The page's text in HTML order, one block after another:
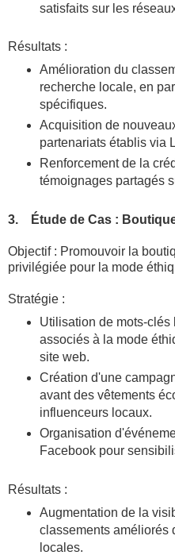
satisfaits sur les
Résultats :
Amélioration du
recherche locale, en
spécifiques.
Acquisition de
partenariats établis via
Renforcement de la
témoignages partagés
3. Étude de Cas :
Objectif : Promouvoir la
privilégiée pour la mode
Stratégie :
Utilisation de mots-clés
associés à la mode
site web.
Création d'une
avant des vêtements
influenceurs locaux.
Organisation
Facebook pour
Résultats :
Augmentation de la
classements améliorés
locales.